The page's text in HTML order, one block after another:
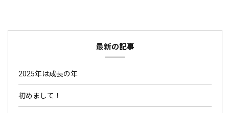
最新の記事
2025年は成長の年
初めまして！